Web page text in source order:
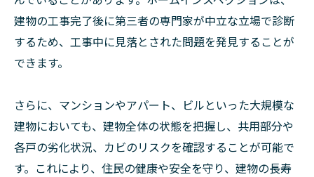
建物の工事完了後に第三者の専門家が中立な立場で診断
するため、工事中に見落とされた問題を発見することが
できます。
さらに、マンションやアパート、ビルといった大規模な
建物においても、建物全体の状態を把握し、共用部分や
各戸の劣化状況、カビのリスクを確認することが可能で
す。これにより、住民の健康や安全を守り、建物の長寿